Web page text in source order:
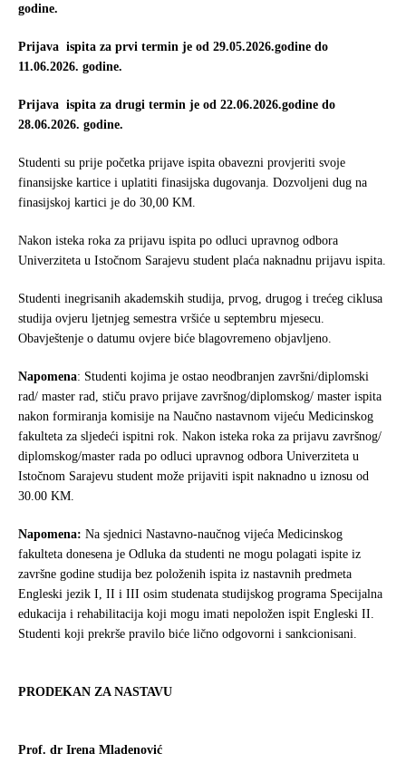
godine.
Prijava ispita za prvi termin je od 29.05.2026.godine do
11.06.2026. godine.
Prijava ispita za drugi termin je od 22.06.2026.godine do
28.06.2026. godine.
Studenti su prije početka prijave ispita obavezni provjeriti svoje
finansijske kartice i uplatiti finasijska dugovanja. Dozvoljeni dug na
finasijskoj kartici je do 30,00 KM.
Nakon isteka roka za prijavu ispita po odluci upravnog odbora
Univerziteta u Istočnom Sarajevu student plaća naknadnu prijavu ispita.
Studenti inegrisanih akademskih studija, prvog, drugog i trećeg ciklusa
studija ovjeru ljetnjeg semestra vršiće u septembru mjesecu.
Obavještenje o datumu ovjere biće blagovremeno objavljeno.
Napomena: Studenti kojima je ostao neodbranjen završni/diplomski
rad/ master rad, stiču pravo prijave završnog/diplomskog/ master ispita
nakon formiranja komisije na Naučno nastavnom vijeću Medicinskog
fakulteta za sljedeći ispitni rok. Nakon isteka roka za prijavu završnog/
diplomskog/master rada po odluci upravnog odbora Univerziteta u
Istočnom Sarajevu student može prijaviti ispit naknadno u iznosu od
30.00 KM.
Napomena: Na sjednici Nastavno-naučnog vijeća Medicinskog
fakulteta donesena je Odluka da studenti ne mogu polagati ispite iz
završne godine studija bez položenih ispita iz nastavnih predmeta
Engleski jezik I, II i III osim studenata studijskog programa Specijalna
edukacija i rehabilitacija koji mogu imati nepoložen ispit Engleski II.
Studenti koji prekrše pravilo biće lično odgovorni i sankcionisani.
PRODEKAN ZA NASTAVU
Prof. dr Irena Mladenović